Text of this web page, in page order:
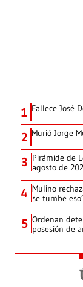
1 Fallece José
2 Murió Jorge
3 Pirámide de
agosto de
4 Mulino
se tumbe eso’
5 Ordenan
posesión de